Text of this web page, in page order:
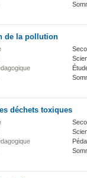
de la pollution
déchets toxiques